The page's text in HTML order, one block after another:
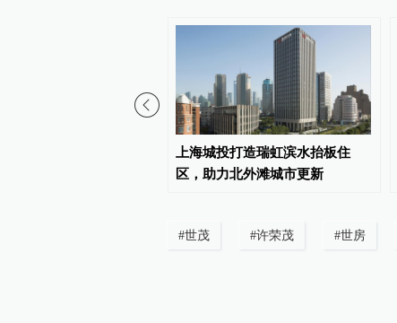
上海城投打造瑞虹滨水抬板住
区，助力北外滩城市更新
#世茂 #许荣茂 #世房